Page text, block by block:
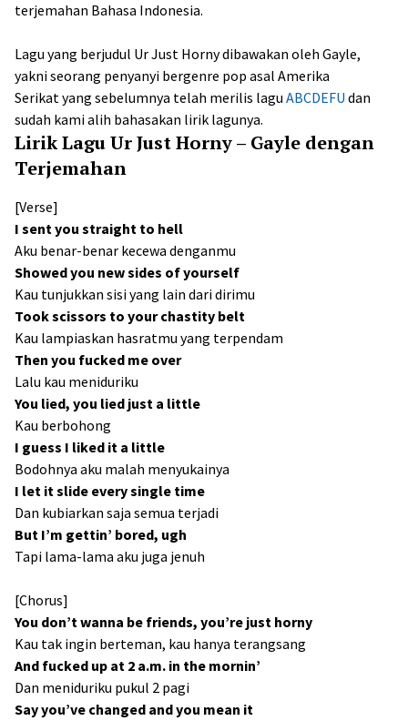
terjemahan Bahasa Indonesia.
Lagu yang berjudul Ur Just Horny dibawakan oleh Gayle,
yakni seorang penyanyi bergenre pop asal Amerika
Serikat yang sebelumnya telah merilis lagu ABCDEFU dan
sudah kami alih bahasakan lirik lagunya.
Lirik Lagu Ur Just Horny – Gayle dengan
Terjemahan
[Verse]
I sent you straight to hell
Aku benar-benar kecewa denganmu
Showed you new sides of yourself
Kau tunjukkan sisi yang lain dari dirimu
Took scissors to your chastity belt
Kau lampiaskan hasratmu yang terpendam
Then you fucked me over
Lalu kau meniduriku
You lied, you lied just a little
Kau berbohong
I guess I liked it a little
Bodohnya aku malah menyukainya
I let it slide every single time
Dan kubiarkan saja semua terjadi
But I’m gettin’ bored, ugh
Tapi lama-lama aku juga jenuh
[Chorus]
You don’t wanna be friends, you’re just horny
Kau tak ingin berteman, kau hanya terangsang
And fucked up at 2 a.m. in the mornin’
Dan meniduriku pukul 2 pagi
Say you’ve changed and you mean it